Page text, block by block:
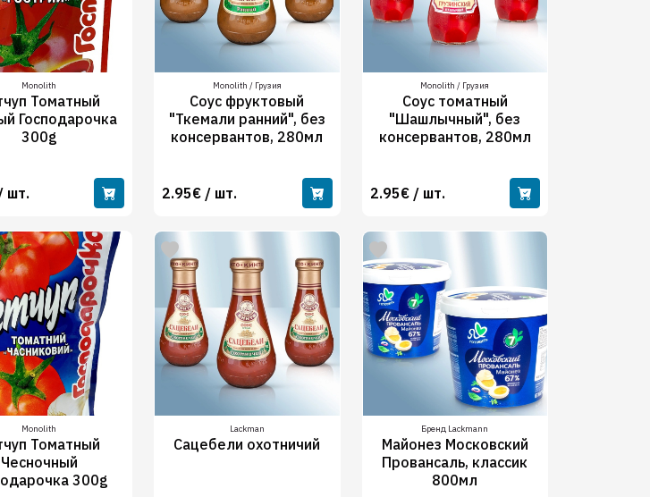
Monolith
Томатный
Господарочка
300g
шт.
Monolith / Грузия
Соус фруктовый
"Ткемали ранний", без
консервантов, 280мл
2.95€ / шт.
Monolith / Грузия
Соус томатный
"Шашлычный", без
консервантов, 280мл
2.95€ / шт.
Monolith
Томатный
Чесночный
300g
Lackman
Сацебели охотничий
Бренд Lackmann
Майонез Московский
Провансаль, классик
800мл